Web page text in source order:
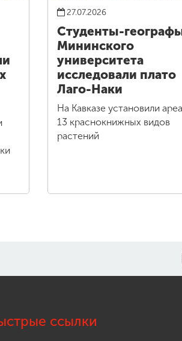
27.07.2026
Студенты-
Мининского
университета
исследовали плато
Лаго-Наки
На Кавказе установили
13 краснокнижных видов
растений
ссылки